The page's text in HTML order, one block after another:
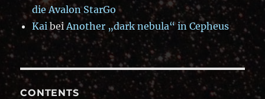
die Avalon StarGo
Kai bei Another „dark nebula“ in Cepheus
CONTENTS